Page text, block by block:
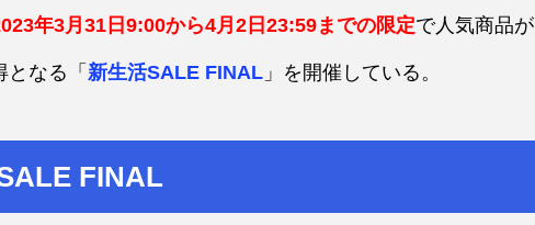
年3月31日9:00から4月2日23:59までの限定で人気商品が
なる「 新生活SALE FINAL 」を開催している。
FINAL